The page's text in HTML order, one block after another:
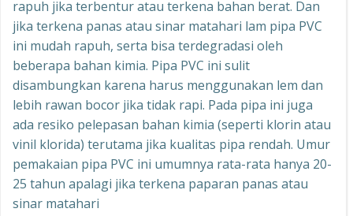
rapuh jika terbentur atau terkena bahan berat. Dan
jika terkena panas atau sinar matahari lam pipa PVC
ini mudah rapuh, serta bisa terdegradasi oleh
beberapa bahan kimia. Pipa PVC ini sulit
disambungkan karena harus menggunakan lem dan
lebih rawan bocor jika tidak rapi. Pada pipa ini juga
ada resiko pelepasan bahan kimia (seperti klorin atau
vinil klorida) terutama jika kualitas pipa rendah. Umur
pemakaian pipa PVC ini umumnya rata-rata hanya 20-
25 tahun apalagi jika terkena paparan panas atau
sinar matahari